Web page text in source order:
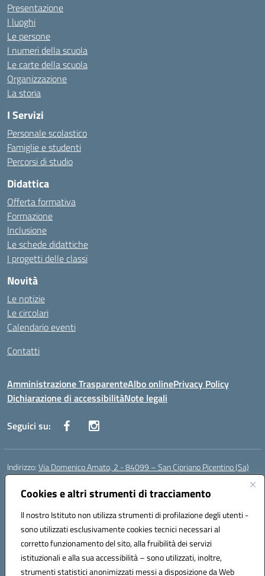
Cookies e altri strumenti di tracciamento
Il nostro Istituto non utilizza strumenti di profilazione degli utenti -
sono utilizzati esclusivamente cookies tecnici necessari al
corretto funzionamento del sito, alla fruibilità dei servizi
istituzionali e alla sua accessibilità – sono utilizzati, inoltre,
strumenti statistici anonimizzati messi a disposizione da Web
Presentazione
I luoghi
Le persone
I numeri della scuola
Le carte della scuola
Organizzazione
La storia
I Servizi
Personale scolastico
Famiglie e studenti
Percorsi di studio
Didattica
Offerta formativa
Formazione
Inclusione
Le schede didattiche
I progetti delle classi
Novità
Le notizie
Le circolari
Calendario eventi
Contatti
Amministrazione TrasparenteAlbo onlinePrivacy Policy
Dichiarazione di accessibilitàNote legali
Seguici su:
Indirizzo:Via Domenico Amato, 2 - 84099 – San Cipriano Picentino (Sa)
Centralino:
Posta elettronica certificata (PEC):saic87700c@pec.istruzione.it
Codice fiscale: 95075020651
Codice meccanografico:SAIC87700C
Codice Indice delle Pubbliche Amministrazioni (IPA): istsc_saic87700c
Codice unico di fatturazione (CUF): UFBWH2